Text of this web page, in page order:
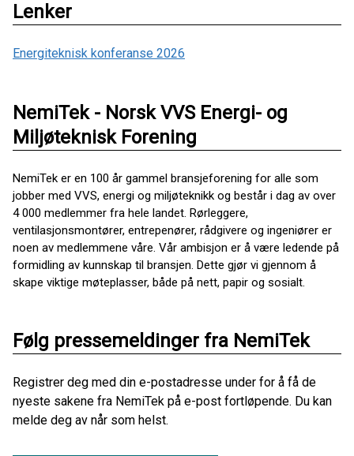
Lenker
Energiteknisk konferanse 2026
NemiTek - Norsk VVS Energi- og
Miljøteknisk Forening
NemiTek er en 100 år gammel bransjeforening for alle som
jobber med VVS, energi og miljøteknikk og består i dag av over
4 000 medlemmer fra hele landet. Rørleggere,
ventilasjonsmontører, entrepenører, rådgivere og ingeniører er
noen av medlemmene våre. Vår ambisjon er å være ledende på
formidling av kunnskap til bransjen. Dette gjør vi gjennom å
skape viktige møteplasser, både på nett, papir og sosialt.
Følg pressemeldinger fra NemiTek
Registrer deg med din e-postadresse under for å få de
nyeste sakene fra NemiTek på e-post fortløpende. Du kan
melde deg av når som helst.